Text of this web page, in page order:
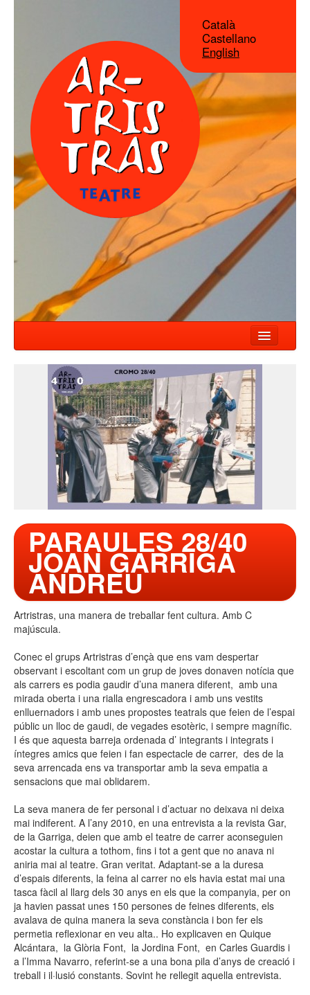
Català
Castellano
English
NEWS
SHOWS
COMPANY
WORKSHOP
CONTACT
PARAULES 28/40
JOAN GARRIGA
ANDREU
Artristras, una manera de treballar fent cultura. Amb C
majúscula.
Conec el grups Artristras d’ençà que ens vam despertar
observant i escoltant com un grup de joves donaven notícia que
als carrers es podia gaudir d’una manera diferent, amb una
mirada oberta i una rialla engrescadora i amb uns vestits
enlluernadors i amb unes propostes teatrals que feien de l’espai
públic un lloc de gaudi, de vegades esotèric, i sempre magnífic.
I és que aquesta barreja ordenada d’ integrants i integrats i
íntegres amics que feien i fan espectacle de carrer, des de la
seva arrencada ens va transportar amb la seva empatia a
sensacions que mai oblidarem.
La seva manera de fer personal i d’actuar no deixava ni deixa
mai indiferent. A l’any 2010, en una entrevista a la revista Gar,
de la Garriga, deien que amb el teatre de carrer aconseguien
acostar la cultura a tothom, fins i tot a gent que no anava ni
aniria mai al teatre. Gran veritat. Adaptant-se a la duresa
d’espais diferents, la feina al carrer no els havia estat mai una
tasca fàcil al llarg dels 30 anys en els que la companyia, per on
ja havien passat unes 150 persones de feines diferents, els
avalava de quina manera la seva constància i bon fer els
permetia reflexionar en veu alta.. Ho explicaven en Quique
Alcántara, la Glòria Font, la Jordina Font, en Carles Guardis i
a l’Imma Navarro, referint-se a una bona pila d’anys de creació i
treball i il·lusió constants. Sovint he rellegit aquella entrevista.